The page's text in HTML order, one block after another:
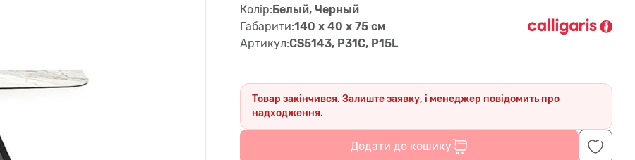
Колір:Белый, Черный
Габарити:140 x 40 x 75 см
Артикул:CS5143, P31C, P15L
Товар закінчився. Залиште заявку, і менеджер повідомить про
надходження.
Додати до кошику